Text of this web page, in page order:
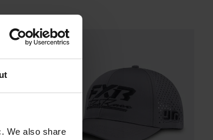
We also share